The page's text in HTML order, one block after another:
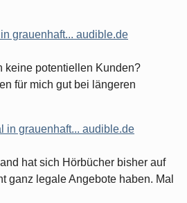
grauenhaft... audible.de
keine potentiellen Kunden?
für mich gut bei längeren
in grauenhaft... audible.de
hat sich Hörbücher bisher auf
ganz legale Angebote haben. Mal